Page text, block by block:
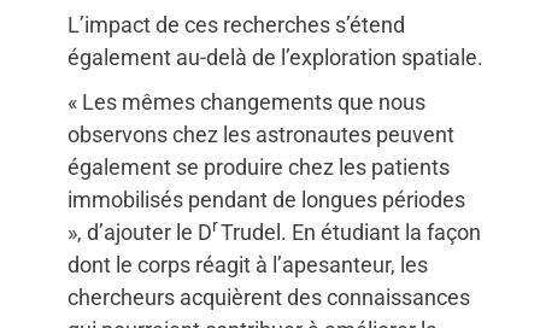
L’impact de ces recherches s’étend
également au-delà de l’exploration spatiale.
« Les mêmes changements que nous
observons chez les astronautes peuvent
également se produire chez les patients
immobilisés pendant de longues périodes
», d’ajouter le DrTrudel. En étudiant la façon
dont le corps réagit à l’apesanteur, les
chercheurs acquièrent des connaissances